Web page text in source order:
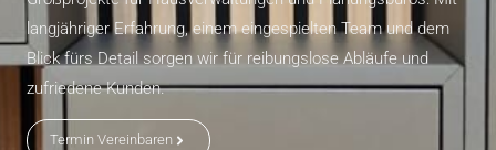
langjähriger Erfahrung, einem eingespielten Team und dem
Blick fürs Detail sorgen wir für reibungslose Abläufe und
zufriedene Kunden.
Termin Vereinbaren